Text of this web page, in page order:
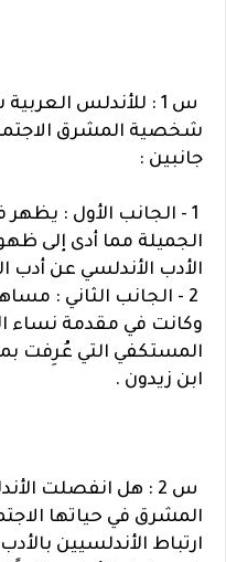
س 1 : للأندلس
شخصية المشرق
جانبين :
1 - الجانب الأول :
الجميلة مما أدى إلى
الأدب الأندلسي عن أدب
2 - الجانب الثاني :
وكانت في مقدمة نساء
المستكفي التي عُرِفت
ابن زيدون .
س 2 : هل انفصلت
ارتباط الأندلسيين